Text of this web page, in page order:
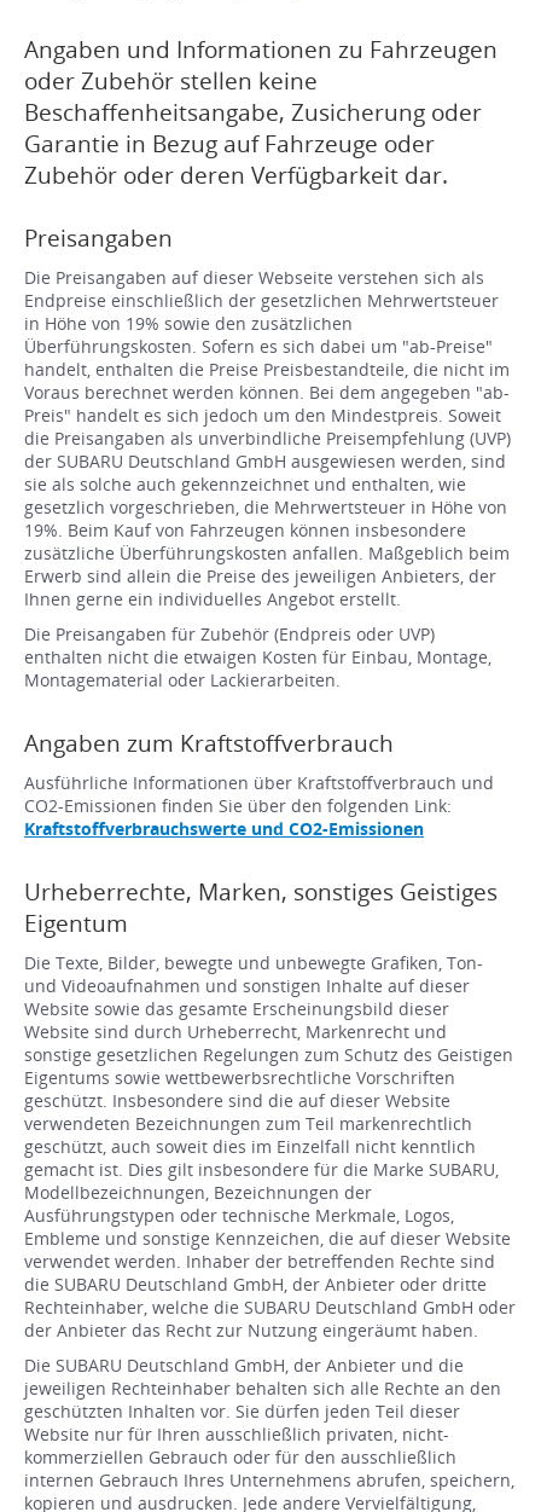
Angaben und Informationen zu Fahrzeugen
oder Zubehör stellen keine
Beschaffenheitsangabe, Zusicherung oder
Garantie in Bezug auf Fahrzeuge oder
Zubehör oder deren Verfügbarkeit dar.
Preisangaben
Die Preisangaben auf dieser Webseite verstehen sich als
Endpreise einschließlich der gesetzlichen Mehrwertsteuer
in Höhe von 19% sowie den zusätzlichen
Überführungskosten. Sofern es sich dabei um "ab-Preise"
handelt, enthalten die Preise Preisbestandteile, die nicht im
Voraus berechnet werden können. Bei dem angegeben "ab-
Preis" handelt es sich jedoch um den Mindestpreis. Soweit
die Preisangaben als unverbindliche Preisempfehlung (UVP)
der SUBARU Deutschland GmbH ausgewiesen werden, sind
sie als solche auch gekennzeichnet und enthalten, wie
gesetzlich vorgeschrieben, die Mehrwertsteuer in Höhe von
19%. Beim Kauf von Fahrzeugen können insbesondere
zusätzliche Überführungskosten anfallen. Maßgeblich beim
Erwerb sind allein die Preise des jeweiligen Anbieters, der
Ihnen gerne ein individuelles Angebot erstellt.
Die Preisangaben für Zubehör (Endpreis oder UVP)
enthalten nicht die etwaigen Kosten für Einbau, Montage,
Montagematerial oder Lackierarbeiten.
Angaben zum Kraftstoffverbrauch
Ausführliche Informationen über Kraftstoffverbrauch und
CO2-Emissionen finden Sie über den folgenden Link:
Kraftstoffverbrauchswerte und CO2-Emissionen
Urheberrechte, Marken, sonstiges Geistiges
Eigentum
Die Texte, Bilder, bewegte und unbewegte Grafiken, Ton-
und Videoaufnahmen und sonstigen Inhalte auf dieser
Website sowie das gesamte Erscheinungsbild dieser
Website sind durch Urheberrecht, Markenrecht und
sonstige gesetzlichen Regelungen zum Schutz des Geistigen
Eigentums sowie wettbewerbsrechtliche Vorschriften
geschützt. Insbesondere sind die auf dieser Website
verwendeten Bezeichnungen zum Teil markenrechtlich
geschützt, auch soweit dies im Einzelfall nicht kenntlich
gemacht ist. Dies gilt insbesondere für die Marke SUBARU,
Modellbezeichnungen, Bezeichnungen der
Ausführungstypen oder technische Merkmale, Logos,
Embleme und sonstige Kennzeichen, die auf dieser Website
verwendet werden. Inhaber der betreffenden Rechte sind
die SUBARU Deutschland GmbH, der Anbieter oder dritte
Rechteinhaber, welche die SUBARU Deutschland GmbH oder
der Anbieter das Recht zur Nutzung eingeräumt haben.
Die SUBARU Deutschland GmbH, der Anbieter und die
jeweiligen Rechteinhaber behalten sich alle Rechte an den
geschützten Inhalten vor. Sie dürfen jeden Teil dieser
Website nur für Ihren ausschließlich privaten, nicht-
kommerziellen Gebrauch oder für den ausschließlich
internen Gebrauch Ihres Unternehmens abrufen, speichern,
kopieren und ausdrucken. Jede andere Vervielfältigung,